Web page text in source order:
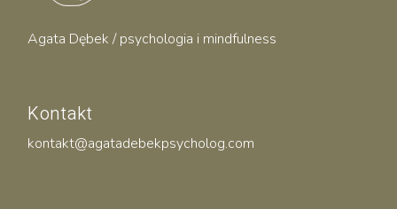
Agata Dębek / psychologia i mindfulness
Kontakt
kontakt@agatadebekpsycholog.com